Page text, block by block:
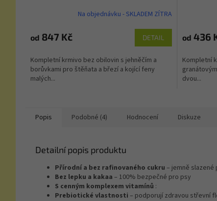
Na objednávku - SKLADEM ZÍTRA
od 847 Kč DETAIL
Kompletní krmivo bez obilovin s jehněčím a
borůvkami pro štěňata a březí a kojící feny
malých...
od 436
Kompletní
dvou...
Popis Podobné (4) Hodnocení Diskuze
Detailní popis produktu
Přírodní a bez rafinovaného cukru – jemně
Bez lepku a kakaa – 100% bezpečné pro psy
S cenným komplexem vitamínů :
Prebiotické vlastnosti – podporují zdravou střevní